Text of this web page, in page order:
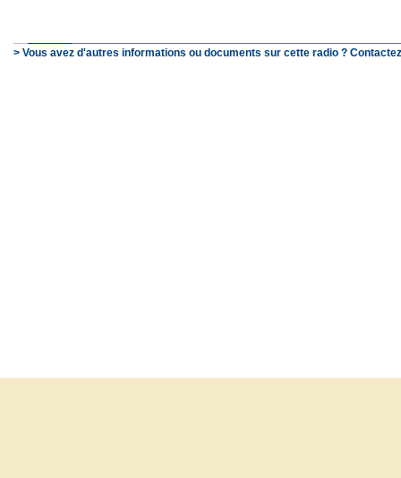
> Vous avez d'autres informations ou documents sur cette radio ?